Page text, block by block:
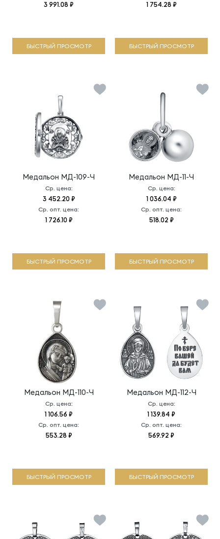
3 991.08 ₽
БЫСТРЫЙ ПРОСМОТР
1 754.28 ₽
БЫСТРЫЙ ПРОСМОТР
Медальон МД-109-Ч
Ср. цена:
3 452.20 ₽
Ср. опт. цена:
1 726.10 ₽
БЫСТРЫЙ ПРОСМОТР
Медальон МД-11-Ч
Ср. цена:
1 036.04 ₽
Ср. опт. цена:
518.02 ₽
БЫСТРЫЙ ПРОСМОТР
Медальон МД-110-Ч
Ср. цена:
1 106.56 ₽
Ср. опт. цена:
553.28 ₽
БЫСТРЫЙ ПРОСМОТР
Медальон МД-112-Ч
Ср. цена:
1 139.84 ₽
Ср. опт. цена:
569.92 ₽
БЫСТРЫЙ ПРОСМОТР